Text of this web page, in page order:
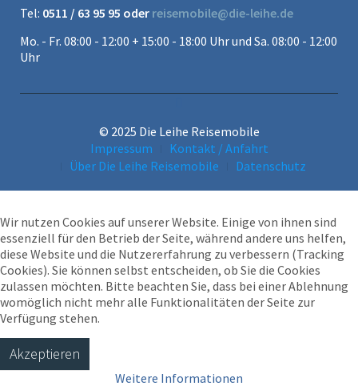
Tel: 0511 / 63 95 95 oder reisemobile@die-leihe.de
Mo. - Fr. 08:00 - 12:00 + 15:00 - 18:00 Uhr und Sa. 08:00 - 12:00
Uhr
© 2025 Die Leihe Reisemobile
Impressum
Kontakt / Anfahrt
Über Die Leihe Reisemobile
Datenschutz
Wir nutzen Cookies auf unserer Website. Einige von ihnen sind
essenziell für den Betrieb der Seite, während andere uns helfen,
diese Website und die Nutzererfahrung zu verbessern (Tracking
Cookies). Sie können selbst entscheiden, ob Sie die Cookies
zulassen möchten. Bitte beachten Sie, dass bei einer Ablehnung
womöglich nicht mehr alle Funktionalitäten der Seite zur
Verfügung stehen.
Akzeptieren
Weitere Informationen